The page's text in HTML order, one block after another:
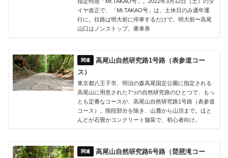
イヤ改正で、「Mt.TAKAO号」は、土休日のみ通年運
行に。往路は明大前に停車するだけで、明大前〜高尾
山口はノンストップ。乗車券
高尾山自然研究路1号路（表参道コー
ス）
東京都八王子市、明治の森高尾国定公園に指定される
高尾山に用意された7つの自然研究路のひとつで、もっ
とも定番なコースが、高尾山自然研究路1号路（表参道
コース）。階段部分を除き、山麓から山頂まで。ほと
んどが石畳かコンクリート舗装で、初心者向け。
高尾山自然研究路6号路（琵琶滝コー